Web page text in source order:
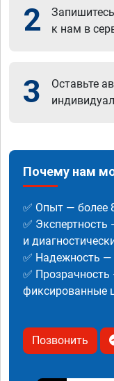
2
к нам в
3
Оставьте
Почему нам
✅ Опыт — более
✅
и
✅ Надежность —
✅
фиксированные
Позвонить